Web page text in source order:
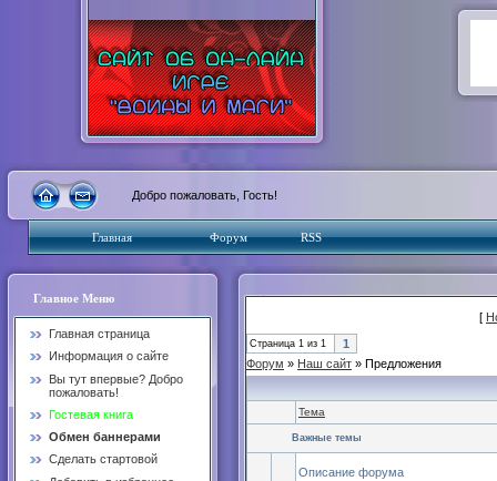
Добро пожаловать, Гость!
Главная Форум RSS
Главное Меню
Главная страница
Информация о сайте
Вы тут впервые? Добро
пожаловать!
Гостевая книга
Обмен баннерами
Сделать стартовой
[
Страница 1 из 1
1
Форум » Наш сайт » Предложения
Тема
Важные темы
Описание форума